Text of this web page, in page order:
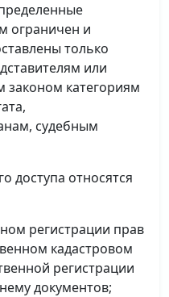
ограничен и
только
или
законом категориям
судебным
доступа относятся
регистрации прав
кадастровом
регистрации
документов;